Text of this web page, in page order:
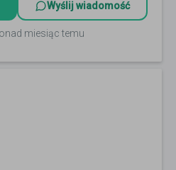
Wyślij wiadomość
miesiąc temu